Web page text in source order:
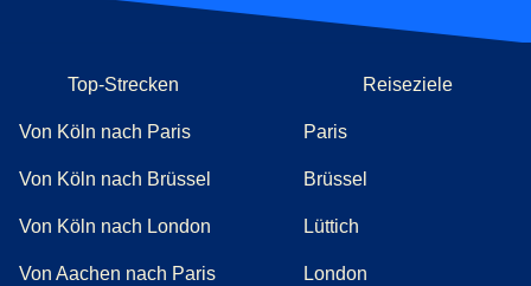
Top-Strecken
Von Köln nach Paris
Von Köln nach Brüssel
Von Köln nach London
Von Aachen nach Paris
Reiseziele
Paris
Brüssel
Lüttich
London